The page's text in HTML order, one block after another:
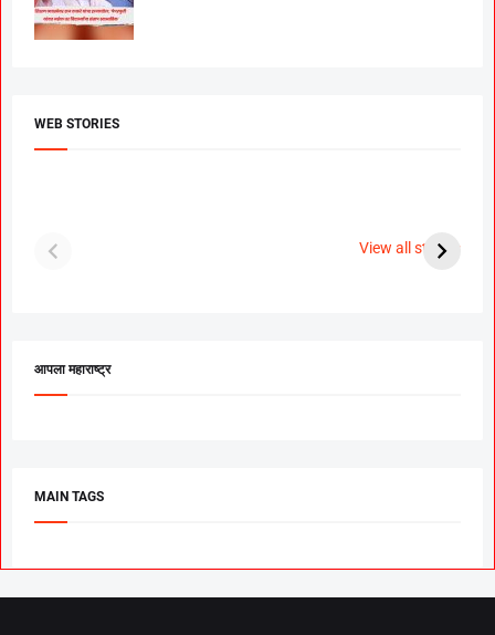
WEB STORIES
View all stories
पूजा सावंत ने गुपचूप
उरकला साखरपुडा.
आपला महाराष्ट्र
MAIN TAGS